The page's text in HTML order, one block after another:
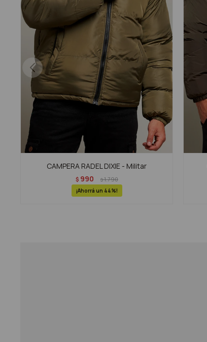
CAMPERA RADEL DIXIE - Militar
$ 990 $1.790
44